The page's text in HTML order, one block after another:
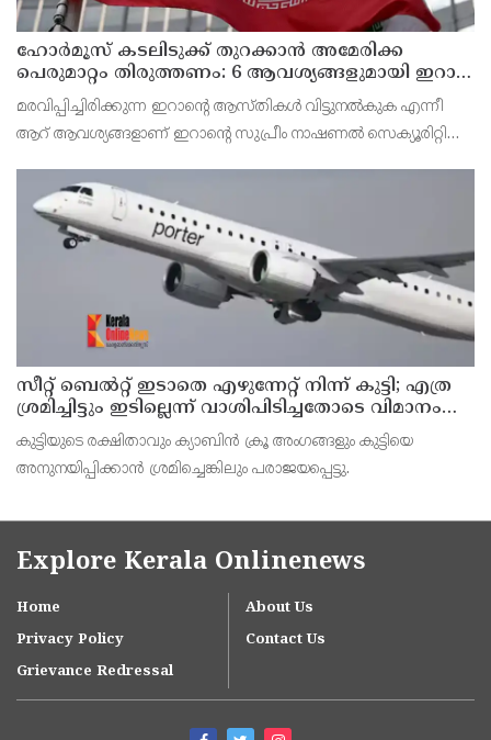
ഹോര്‍മൂസ് കടലിടുക്ക് തുറക്കാന്‍ അമേരിക്ക
പെരുമാറ്റം തിരുത്തണം: 6 ആവശ്യങ്ങളുമായി ഇറാന്‍
ദേശീയ സുരക്ഷാ കൗണ്‍സില്‍
മരവിപ്പിച്ചിരിക്കുന്ന ഇറാന്റെ ആസ്തികള്‍ വിട്ടുനല്‍കുക എന്നീ
ആറ് ആവശ്യങ്ങളാണ് ഇറാന്റെ സുപ്രീം നാഷണല്‍ സെക്യൂരിറ്റി
സീറ്റ് ബെല്‍റ്റ് ഇടാതെ എഴുന്നേറ്റ് നിന്ന് കുട്ടി; എത്ര
ശ്രമിച്ചിട്ടും ഇടില്ലെന്ന് വാശിപിടിച്ചതോടെ വിമാനം
റദ്ദാക്കി
കുട്ടിയുടെ രക്ഷിതാവും ക്യാബിന്‍ ക്രൂ അംഗങ്ങളും കുട്ടിയെ
അനുനയിപ്പിക്കാന്‍ ശ്രമിച്ചെങ്കിലും പരാജയപ്പെട്ടു.
Explore Kerala Onlinenews
Home
About Us
Privacy Policy
Contact Us
Grievance Redressal